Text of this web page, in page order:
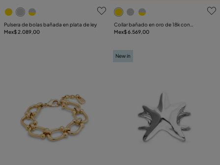
3.9de 5 Valoración del cliente
Pulsera de bolas bañada en plata de ley
Mex$ 2.089,00
5de 5 Valoración del cliente
Collar bañado en oro de 18k con
cuentas esféricas grandes y cierre
Mex$ 6.569,00
New in